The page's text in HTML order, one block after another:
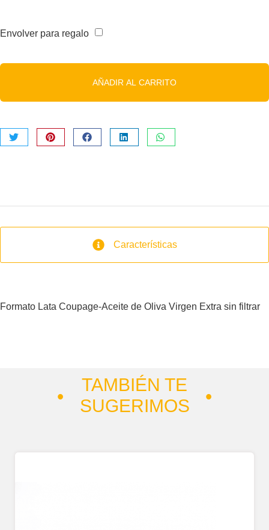
Envolver para regalo
AÑADIR AL CARRITO
Características
Formato Lata Coupage-Aceite de Oliva Virgen Extra sin filtrar
TAMBIÉN TE
SUGERIMOS